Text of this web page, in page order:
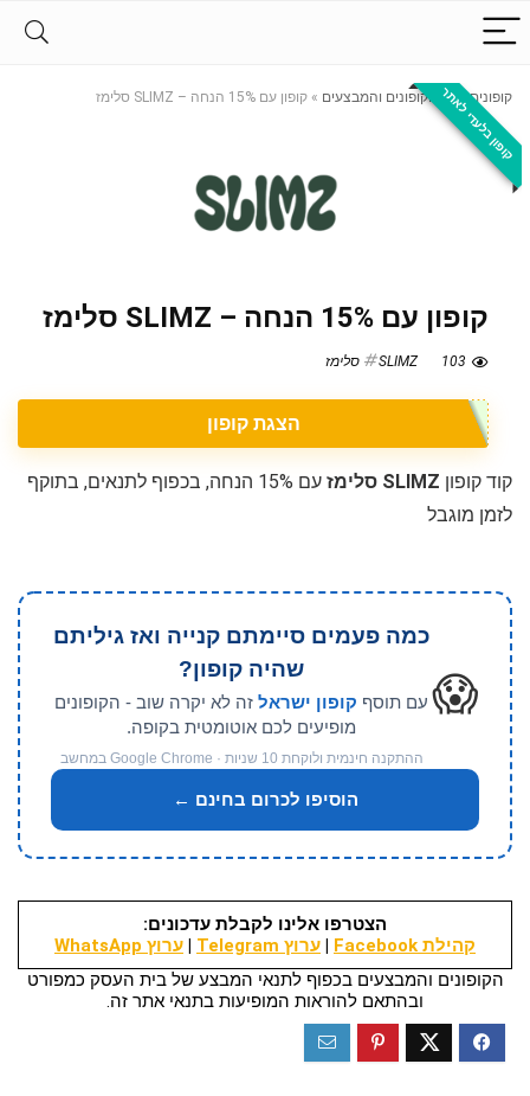
קופונים»כל הקופונים והמבצעים » קופון עם 15% הנחה – SLIMZ סלימז קופון בלעדי לאתר
קופון עם 15% הנחה – SLIMZ סלימז
103 SLIMZ סלימז
הצגת קופון
קוד קופון SLIMZ סלימז
עם 15% הנחה, בכפוף לתנאים, בתוקף
לזמן מוגבל
😱
כמה פעמים סיימתם קנייה ואז גיליתם
שהיה קופון?
עם תוסף קופון ישראל זה לא יקרה שוב - הקופונים
מופיעים לכם אוטומטית בקופה.
ההתקנה חינמית ולוקחת 10 שניות · Google Chrome במחשב
הוסיפו לכרום בחינם ←
הצטרפו אלינו לקבלת עדכונים:
קהילת Facebook
| ערוץ Telegram | ערוץ WhatsApp
הקופונים והמבצעים בכפוף לתנאי המבצע של בית העסק כמפורט
ובהתאם להוראות המופיעות בתנאי אתר זה.